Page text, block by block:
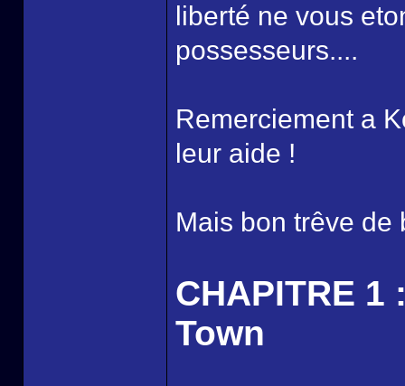
liberté ne vous
possesseurs....
Remerciement a
leur aide !
Mais bon trêve de
CHAPITRE
Town